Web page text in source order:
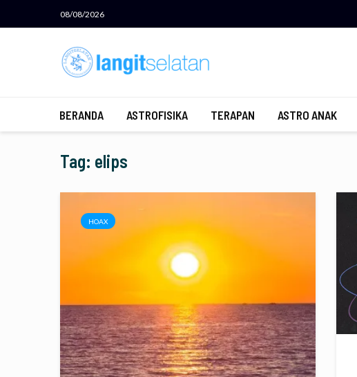
08/08/2026
BERANDA ASTROFISIKA TERAPAN ASTRO ANAK
Tag: elips
HOAX